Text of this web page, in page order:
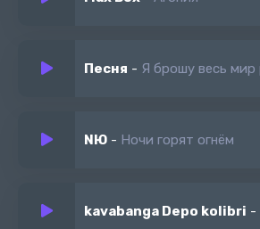
Песня - Я брошу весь мир ради
NЮ - Ночи горят огнём
kavabanga Depo kolibri -